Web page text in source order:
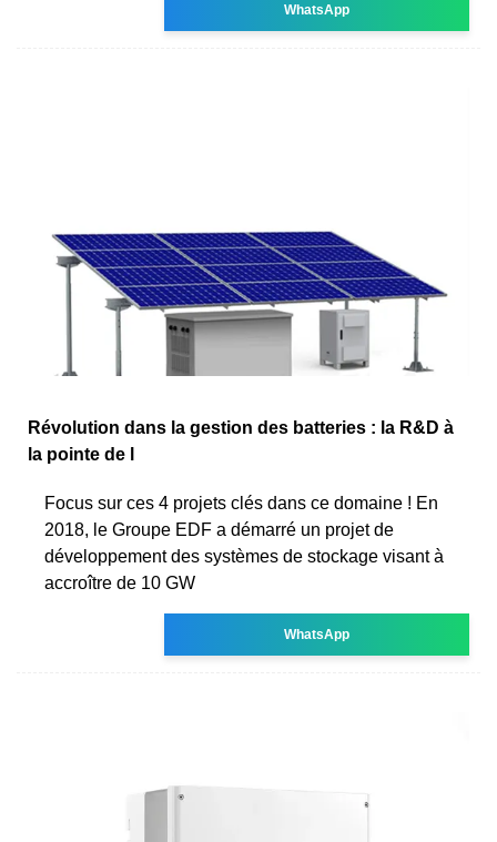
WhatsApp
Révolution dans la gestion des batteries : la R&D à
la pointe de l
Focus sur ces 4 projets clés dans ce domaine ! En
2018, le Groupe EDF a démarré un projet de
développement des systèmes de stockage visant à
accroître de 10 GW
WhatsApp